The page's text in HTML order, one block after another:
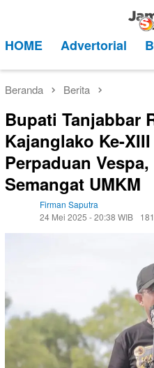
kontenMobile
HOME Advertorial
Beranda Berita
Bupati Tanjabbar
Kajanglako Ke-
Perpaduan
Semangat UMKM
Firman Saputra
24 Mei 2025 - 20:38 WIB